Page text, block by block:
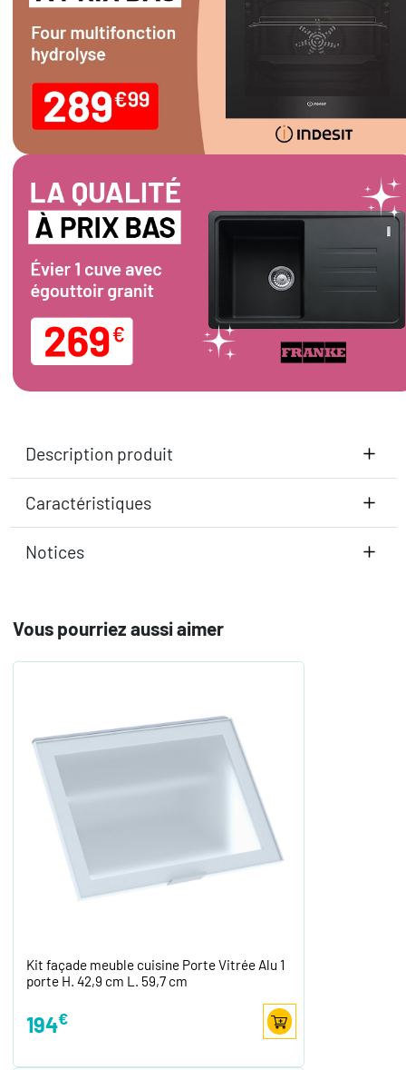
Description produit
Caractéristiques
Notices
Vous pourriez aussi aimer
Kit façade meuble cuisine Porte Vitrée Alu 1
porte H. 42,9 cm L. 59,7 cm
194€